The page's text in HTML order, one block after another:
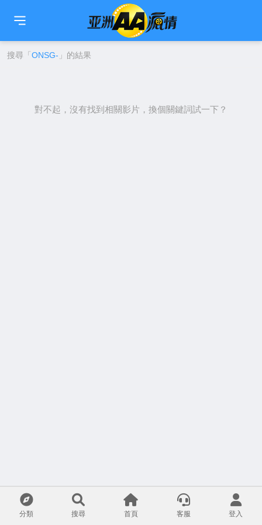
🇹🇼 简中 🇺🇸EN 🇯🇵日本語
搜尋「 ONSG- 」的結果
對不起，沒有找到相關影片，換個關鍵詞試一下？
分類 搜尋 首頁 客服 登入